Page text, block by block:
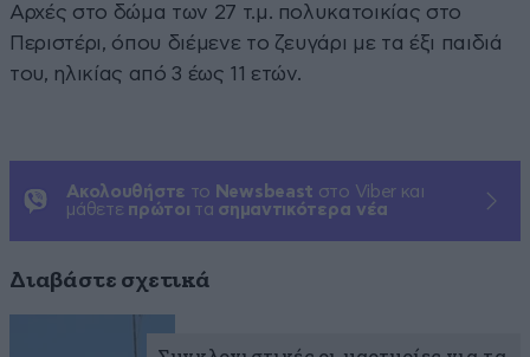
Αρχές στο δώμα των 27 τ.μ. πολυκατοικίας στο
Περιστέρι, όπου διέμενε το ζευγάρι με τα έξι παιδιά
του, ηλικίας από 3 έως 11 ετών.
Ακολουθήστε το Newsbeast στο Viber και
μάθετε πρώτοι τα σημαντικότερα νέα
Διαβάστε σχετικά